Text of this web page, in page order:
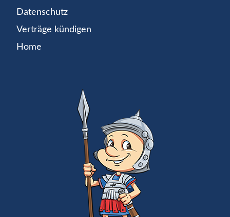
Datenschutz
Verträge kündigen
Home